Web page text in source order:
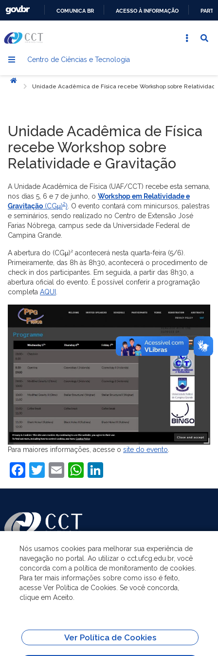
CONTEÚDO
COMUNICA BR ACESSO À INFORMAÇÃO
Centro de Ciências e Tecnologia
Início
Unidade Acadêmica de Física recebe Workshop sobre
Unidade Acadêmica de Física
recebe Workshop sobre
Relatividade e Gravitação
A Unidade Acadêmica de Física (UAF/CCT) recebe esta semana,
nos dias 5, 6 e 7 de junho, o Workshop em Relatividade e
Gravitação (CGμ)2) . O evento contará com minicursos, palestras
e seminários, sendo realizado no Centro de Extensão José
Farias Nóbrega, campus sede da Universidade Federal de
Campina Grande.
A abertura do (CGμ)² acontecerá nesta quarta-feira (5/6).
Primeiramente, das 8h às 8h30, acontecerá o procedimento de
check in dos participantes. Em seguida, a partir das 8h30, a
abertura oficial do evento. É possível conferir a programação
completa AQUI
Para maiores informações, acesse o site do evento
Facebook
Twitter
EmailWhatsApp
ASSUNTOS
ACESSO À INFORMAÇÃO
SITES IMPORTANTES
Nós usamos cookies para melhorar sua experiência de
navegação no portal. Ao utilizar o cct.ufcg.edu.br, você
concorda com a política de monitoramento de cookies.
Para ter mais informações sobre como isso é feito,
acesse Ver Política de Cookies. Se você concorda,
clique em Aceito.
Ver Política de Cookies